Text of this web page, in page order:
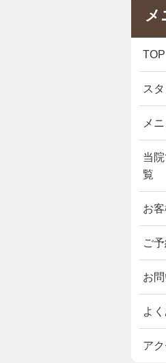
メ
TOP
ス
メ
当
覧
お
ご
お
よ
ア